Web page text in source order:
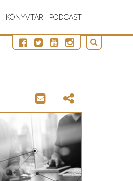
KÖNYVTÁR PODCAST